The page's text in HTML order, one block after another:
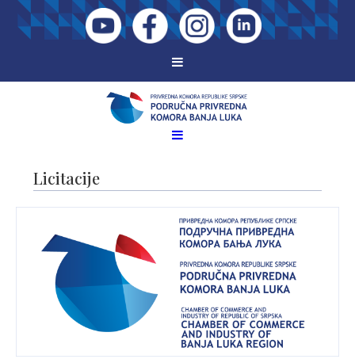
Licitacije